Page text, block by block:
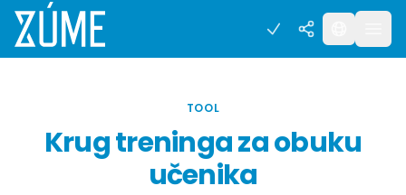
TOOL
Krug treninga za obuku
učenika